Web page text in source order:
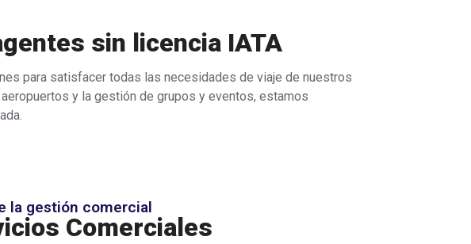
sin licencia IATA
para satisfacer todas las necesidades de viaje de nuestros
y la gestión de grupos y eventos, estamos
la gestión comercial
Comerciales